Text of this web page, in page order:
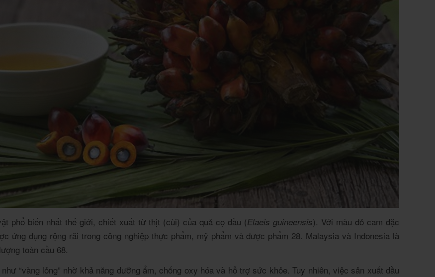
phổ biến nhất thế giới, chiết xuất từ thịt (cùi) của quả cọ dầu (Elaeis guineensis). Với màu đỏ cam đặc
ứng dụng rộng rãi trong công nghiệp thực phẩm, mỹ phẩm và dược phẩm 28. Malaysia và Indonesia là
toàn cầu 68.
“vàng lỏng” nhờ khả năng dưỡng ẩm, chống oxy hóa và hỗ trợ sức khỏe. Tuy nhiên, việc sản xuất dầu